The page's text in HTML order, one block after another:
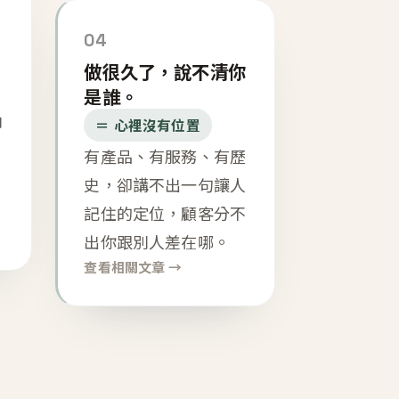
04
做很久了，說不清你
是誰。
＝ 心裡沒有位置
有產品、有服務、有歷
史，卻講不出一句讓人
記住的定位，顧客分不
出你跟別人差在哪。
查看相關文章 →